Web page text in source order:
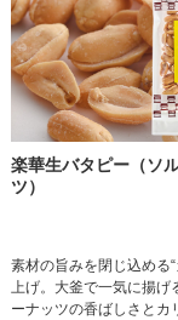
楽華生バタピー（ソ
ツ）
素材の旨みを閉じ込める
上げ。大釜で一気に揚げ
ーナッツの香ばしさとカ